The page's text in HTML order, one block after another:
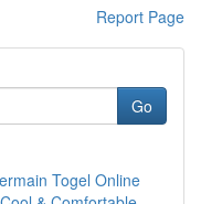
Report Page
Go
Togel Online